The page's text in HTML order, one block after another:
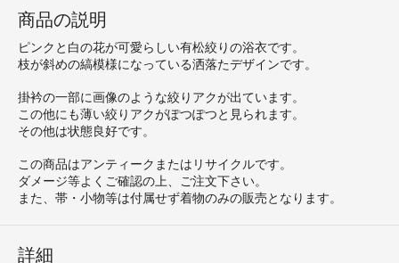
商品の説明
ピンクと白の花が可愛らしい有松絞りの浴衣です。
枝が斜めの縞模様になっている洒落たデザインです。
掛衿の一部に画像のような絞りアクが出ています。
この他にも薄い絞りアクがぽつぽつと見られます。
その他は状態良好です。
この商品はアンティークまたはリサイクルです。
ダメージ等よくご確認の上、ご注文下さい。
また、帯・小物等は付属せず着物のみの販売となります。
詳細